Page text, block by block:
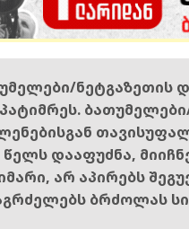
ნეტგაზეთის
წელს დააფუძნა,
არ აპირებს
ბრძოლას